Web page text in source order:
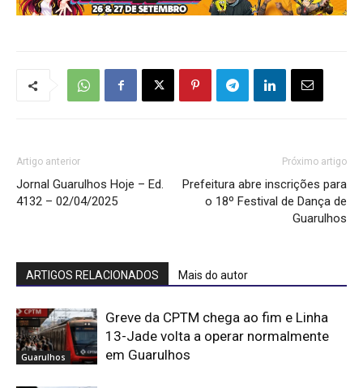
Artigo anterior
Jornal Guarulhos Hoje – Ed.
4132 – 02/04/2025
Próximo artigo
Prefeitura abre inscrições para
o 18º Festival de Dança de
Guarulhos
ARTIGOS RELACIONADOS Mais do autor
Guarulhos
Greve da CPTM chega ao fim e Linha
13-Jade volta a operar normalmente
em Guarulhos